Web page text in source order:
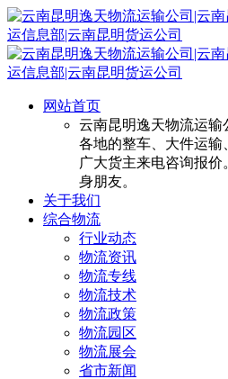
网站首页
云南昆明逸天物流运输
各地的整车、大件运输
广大货主来电咨询报
身朋友。
关于我们
综合物流
行业动态
物流资讯
物流专线
物流技术
物流政策
物流园区
物流展会
省市新闻